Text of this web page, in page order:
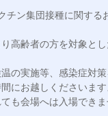
チン集団接種に関する
高齢者の方を対象と
の実施等、感染症対
にお越しくださいま
も会場へは入場できま